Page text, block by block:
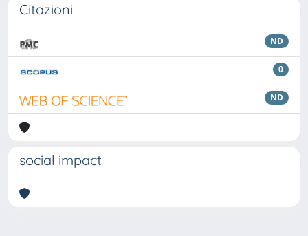
Citazioni
ND
0
ND
social impact